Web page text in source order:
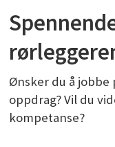
Ønsker du å
oppdrag? Vil du
kompetanse?